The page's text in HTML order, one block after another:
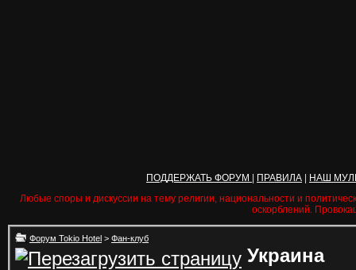
ПОДДЕРЖАТЬ ФОРУМ ПРАВИЛА
НАШ
Любые споры и дискуссии на тему религии, национальности и
оскорблений.
Форум Tokio Hotel > Фан-клуб
Украина